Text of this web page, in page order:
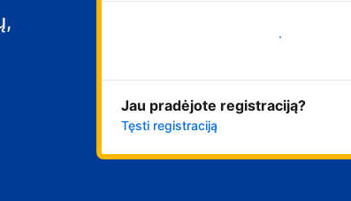
Pradėti
Jau pradėjote registraciją?
Tęsti registraciją